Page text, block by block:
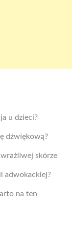
u dzieci?
dźwiękową?
wrażliwej skórze
adwokackiej?
na ten